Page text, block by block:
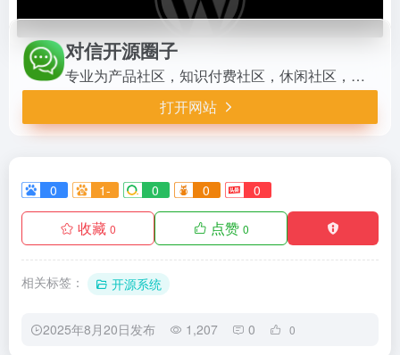
对信开源圈子
专业为产品社区，知识付费社区，休闲社区，信息社区打造新一代交互系统。商业开源协议100%开源：知识付费圈子。帖子付费，图片付费，视频付费，附件付费，支持pc端，H5端，app端，小程序端。
打开网站
0 1- 0 0 0
收藏 0 点赞 0
相关标签： 开源系统
2025年8月20日发布 1,207 0 0